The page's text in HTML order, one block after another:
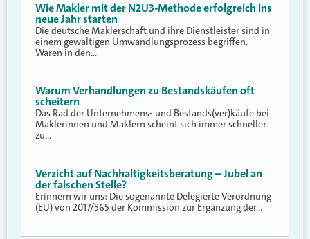
Wie Makler mit der N2U3-Methode erfolgreich ins
neue Jahr starten
Die deutsche Maklerschaft und ihre Dienstleister sind in
einem gewaltigen Umwandlungsprozess begriffen.
Waren in den…
Warum Verhandlungen zu Bestandskäufen oft
scheitern
Das Rad der Unternehmens- und Bestands(ver)käufe bei
Maklerinnen und Maklern scheint sich immer schneller
zu…
Verzicht auf Nachhaltigkeitsberatung – Jubel an
der falschen Stelle?
Erinnern wir uns: Die sogenannte Delegierte Verordnung
(EU) von 2017/565 der Kommission zur Ergänzung der…